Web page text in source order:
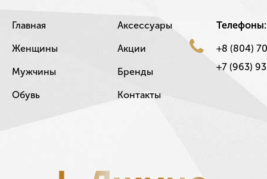
Главная
Женщины
Мужчины
Обувь
Аксессуары
Акции
Бренды
Контакты
Телефоны:
+8 (804)
+7 (963)